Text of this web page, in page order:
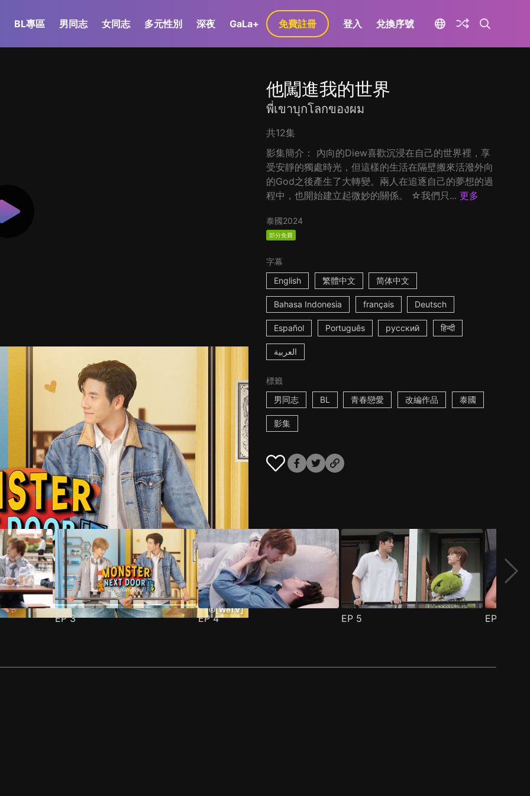
BL專區 男同志 女同志 多元性別 深夜 GaLa+ 免費註冊 登入 兌換序號
他闖進我的世界
พี่เขาบุกโลกของผม
共12集
影集簡介： 內向的Diew喜歡沉浸在自己的世界裡，享
受安靜的獨處時光，但這樣的生活在隔壁搬來活潑外向
的God之後產生了大轉變。兩人在追逐自己的夢想的過
程中，也開始建立起微妙的關係。 ☆我們只... 更多
泰國2024
部分免費
字幕
English
繁體中文 简体中文
Bahasa Indonesia français Deutsch
Español Português русский हिन्दी
العربية
標籤
男同志
BL 青春戀愛 改編作品 泰國
影集
EP3 EP4 EP 5 EP